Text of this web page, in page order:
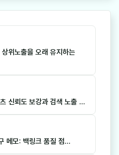
위노출을 오래 유지하는
신뢰도 보강과 검색 노출 …
모: 백링크 품질 점…